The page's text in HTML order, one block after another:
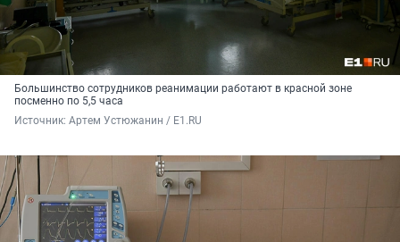
Большинство сотрудников реанимации работают в красной зоне
посменно по 5,5 часа
Источник: Артем Устюжанин / E1.RU